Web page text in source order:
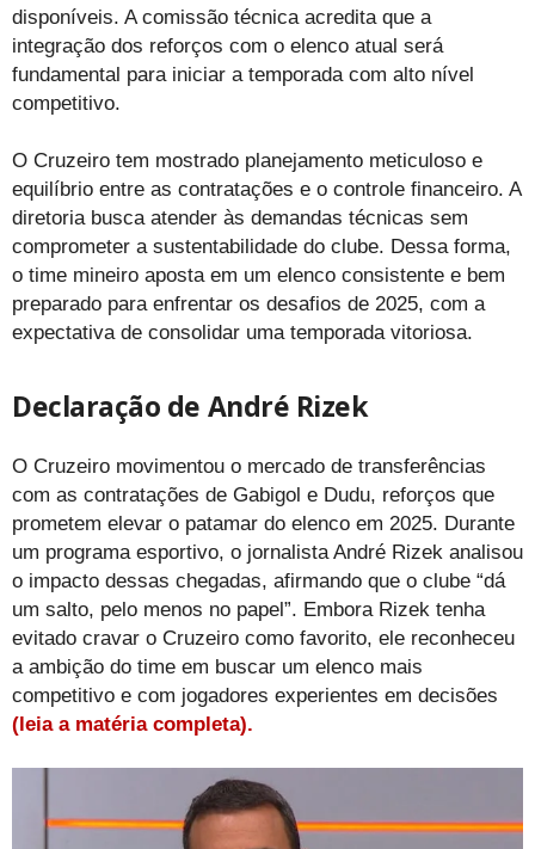
disponíveis. A comissão técnica acredita que a
integração dos reforços com o elenco atual será
fundamental para iniciar a temporada com alto nível
competitivo.
O Cruzeiro tem mostrado planejamento meticuloso e
equilíbrio entre as contratações e o controle financeiro. A
diretoria busca atender às demandas técnicas sem
comprometer a sustentabilidade do clube. Dessa forma,
o time mineiro aposta em um elenco consistente e bem
preparado para enfrentar os desafios de 2025, com a
expectativa de consolidar uma temporada vitoriosa.
Declaração de André Rizek
O Cruzeiro movimentou o mercado de transferências
com as contratações de Gabigol e Dudu, reforços que
prometem elevar o patamar do elenco em 2025. Durante
um programa esportivo, o jornalista André Rizek analisou
o impacto dessas chegadas, afirmando que o clube “dá
um salto, pelo menos no papel”. Embora Rizek tenha
evitado cravar o Cruzeiro como favorito, ele reconheceu
a ambição do time em buscar um elenco mais
competitivo e com jogadores experientes em decisões
(leia a matéria completa).